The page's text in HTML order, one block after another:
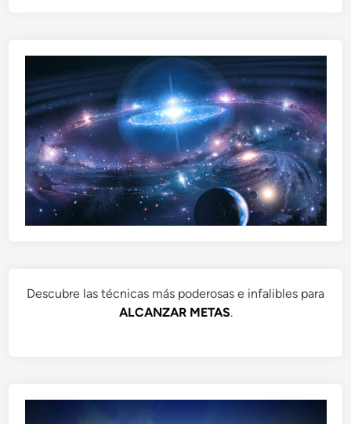
Descubre las técnicas más poderosas e infalibles para
ALCANZAR METAS.